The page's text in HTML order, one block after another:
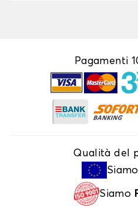
Pagamenti
Qualità del
Siamo
Siamo